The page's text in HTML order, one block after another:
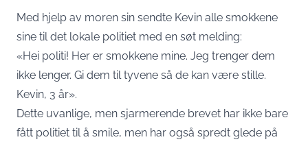
Med hjelp av moren sin sendte Kevin alle smokkene
sine til det lokale politiet med en søt melding:
«Hei politi! Her er smokkene mine. Jeg trenger dem
ikke lenger. Gi dem til tyvene så de kan være stille.
Kevin, 3 år».
Dette uvanlige, men sjarmerende brevet har ikke bare
fått politiet til å smile, men har også spredt glede på